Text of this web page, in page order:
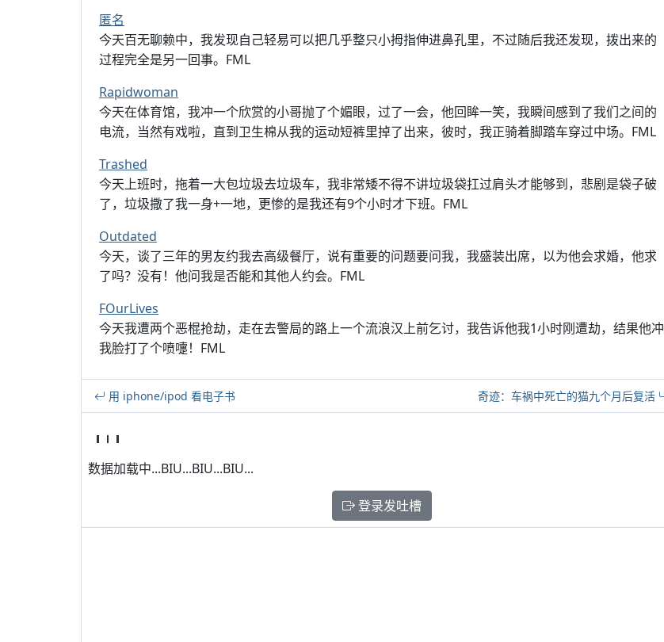
匿名
今天百无聊赖中，我发现自己轻易可以把几乎整只小拇指伸进鼻孔里，不过随后我还发现，拨出来的
过程完全是另一回事。FML
Rapidwoman
今天在体育馆，我冲一个欣赏的小哥抛了个媚眼，过了一会，他回眸一笑，我瞬间感到了我们之间的
电流，当然有戏啦，直到卫生棉从我的运动短裤里掉了出来，彼时，我正骑着脚踏车穿过中场。FML
Trashed
今天上班时，拖着一大包垃圾去垃圾车，我非常矮不得不讲垃圾袋扛过肩头才能够到，悲剧是袋子破
了，垃圾撒了我一身+一地，更惨的是我还有9个小时才下班。FML
Outdated
今天，谈了三年的男友约我去高级餐厅，说有重要的问题要问我，我盛装出席，以为他会求婚，他求
了吗？没有！他问我是否能和其他人约会。FML
FOurLives
今天我遭两个恶棍抢劫，走在去警局的路上一个流浪汉上前乞讨，我告诉他我1小时刚遭劫，结果他冲
我脸打了个喷嚏！FML
用 iphone/ipod 看电子书 奇迹：车祸中死亡的猫九个月后复活
数据加载中...BIU...BIU...BIU...
登录发吐槽